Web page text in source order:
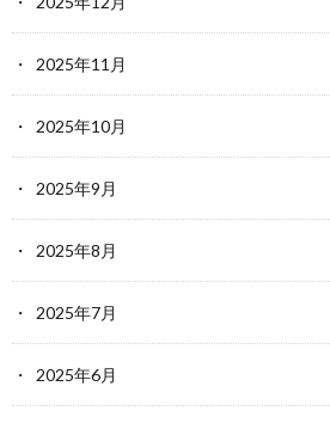
2025年11月
2025年10月
2025年9月
2025年8月
2025年7月
2025年6月